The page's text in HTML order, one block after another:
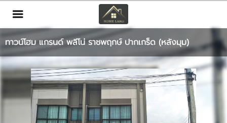
TH
เข้าสู่ระบบ สมัครสมาชิก
หน้าหลัก
ทรัพย์สิน
ทาวน์โฮม แกรนด์ พลีโน่ ราชพฤกษ์ ปากเกร็ด (หลังมุม)